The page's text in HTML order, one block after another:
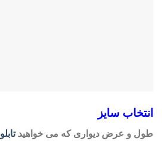
انتخاب سایز
طول و عرض دیواری که می خواهیدتابلو